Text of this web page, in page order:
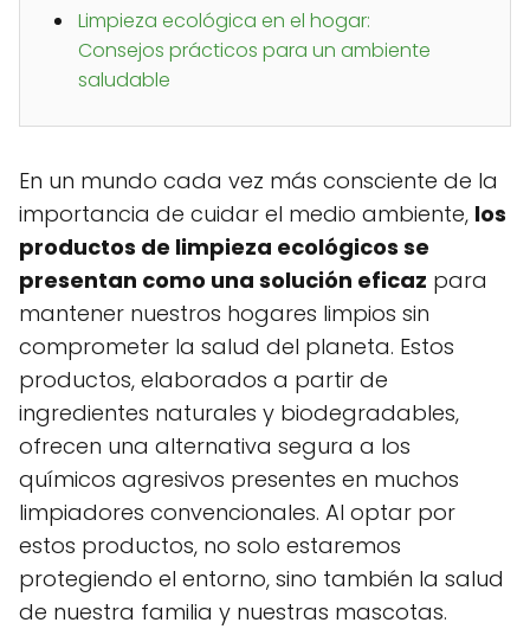
Limpieza ecológica en el hogar:
Consejos prácticos para un ambiente
saludable
En un mundo cada vez más consciente de la
importancia de cuidar el medio ambiente, los
productos de limpieza ecológicos se
presentan como una solución eficaz para
mantener nuestros hogares limpios sin
comprometer la salud del planeta. Estos
productos, elaborados a partir de
ingredientes naturales y biodegradables,
ofrecen una alternativa segura a los
químicos agresivos presentes en muchos
limpiadores convencionales. Al optar por
estos productos, no solo estaremos
protegiendo el entorno, sino también la salud
de nuestra familia y nuestras mascotas.